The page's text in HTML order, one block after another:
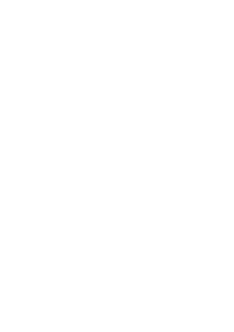
いただくことができます。